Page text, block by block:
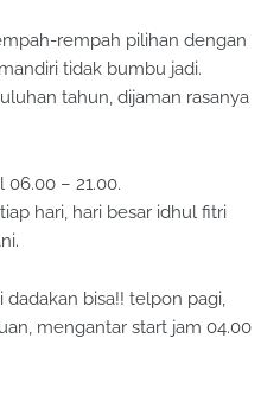
rempah pilihan dengan
tidak bumbu jadi.
tahun, dijaman rasanya
06.00 – 21.00.
hari, hari besar idhul fitri
dadakan bisa!! telpon pagi,
mengantar start jam 04.00